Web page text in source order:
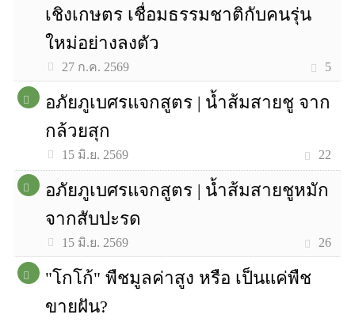
เชิงเกษตร เชื่อมธรรมชาติกับคนรุ่น
ใหม่อย่างลงตัว
27 ก.ค. 2569 5
อภัยภูเบศรแจกสูตร | น้ำส้มสายชู จาก
กล้วยสุก
15 มิ.ย. 2569 22
อภัยภูเบศรแจกสูตร | น้ำส้มสายชูหมัก
จากสับปะรด
15 มิ.ย. 2569 26
"โกโก้" พืชมูลค่าสูง หรือ เป็นแค่พืช
ขายฝัน?